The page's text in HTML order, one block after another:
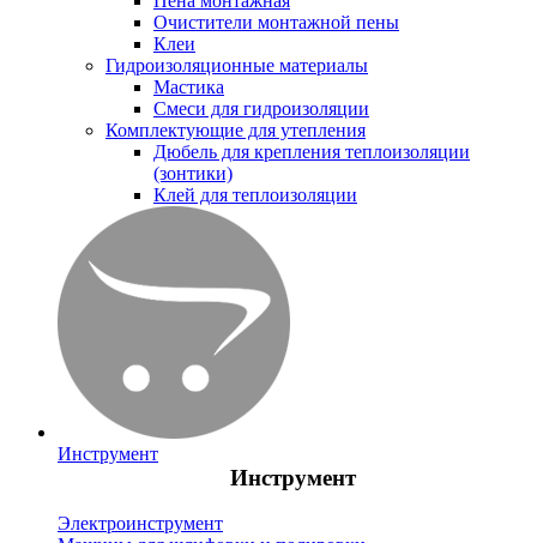
Очистители монтажной пены
Клеи
Гидроизоляционные материалы
Мастика
Смеси для гидроизоляции
Комплектующие для утепления
Дюбель для крепления теплоизоляции
(зонтики)
Клей для теплоизоляции
Инструмент
Инструмент
Электроинструмент